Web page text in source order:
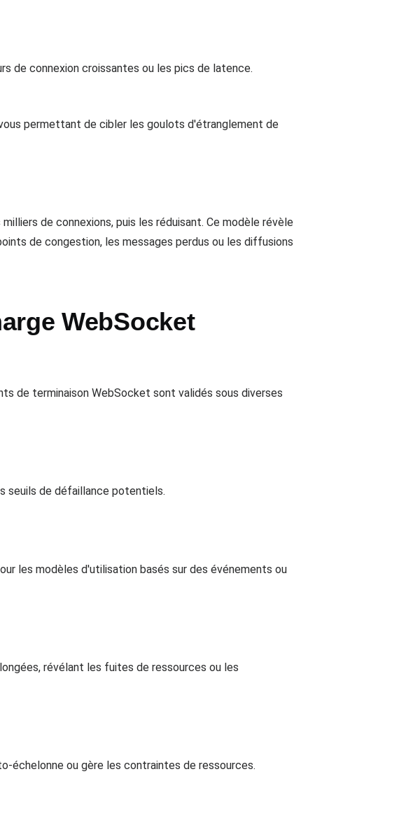
de connexion croissantes ou les pics de latence.
permettant de cibler les goulots d'étranglement de
de connexions, puis les réduisant. Ce modèle révèle
de congestion, les messages perdus ou les diffusions
WebSocket
de terminaison WebSocket sont validés sous diverses
seuils de défaillance potentiels.
les modèles d'utilisation basés sur des événements ou
révélant les fuites de ressources ou les
échelonne ou gère les contraintes de ressources.